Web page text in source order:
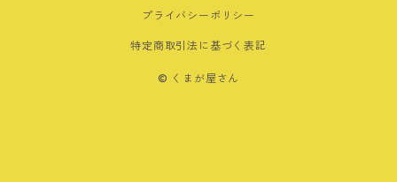
プライバシーポリシー
特定商取引法に基づく表記
© くまが屋さん